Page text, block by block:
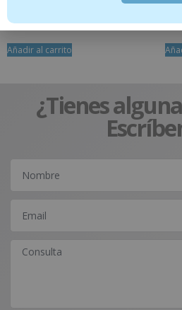
Añadir al carrito
¿Tienes